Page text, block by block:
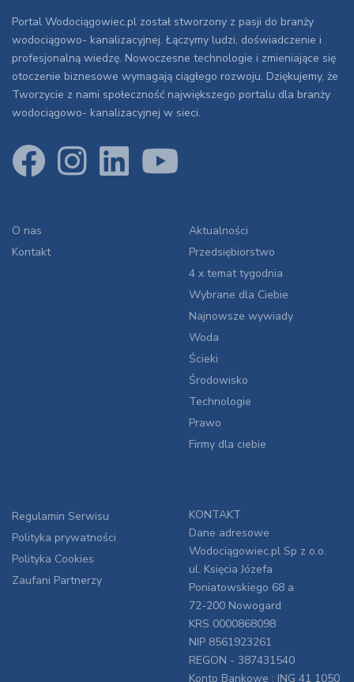
Portal Wodociągowiec.pl został stworzony z pasji do branży
wodociągowo- kanalizacyjnej. Łączymy ludzi, doświadczenie i
profesjonalną wiedzę. Nowoczesne technologie i zmieniające się
otoczenie biznesowe wymagają ciągłego rozwoju. Dziękujemy, że
Tworzycie z nami społeczność największego portalu dla branży
wodociągowo- kanalizacyjnej w sieci.
O nas
Kontakt
Aktualności
Przedsiębiorstwo
4 x temat tygodnia
Wybrane dla Ciebie
Najnowsze wywiady
Woda
Ścieki
Środowisko
Technologie
Prawo
Firmy dla ciebie
Regulamin Serwisu
Polityka prywatności
Polityka Cookies
Zaufani Partnerzy
KONTAKT
Dane adresowe
Wodociągowiec.pl Sp z o.o.
ul. Księcia Józefa
Poniatowskiego 68 a
72-200 Nowogard
KRS 0000868098
NIP 8561923261
REGON - 387431540
Konto Bankowe : ING 41 1050